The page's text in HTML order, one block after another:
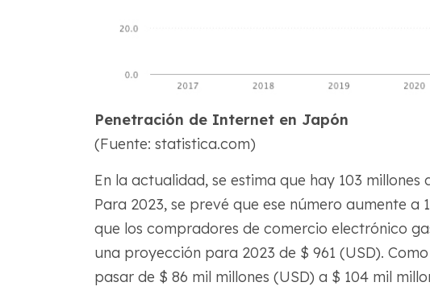
Penetración de Internet en Japón
(Fuente: statistica.com)
En la actualidad, se estima que hay 103
Para 2023, se prevé que ese número aumente a
que los compradores de comercio electrónico
una proyección para 2023 de $ 961 (USD).
pasar de $ 86 mil millones (USD) a $ 104 mil